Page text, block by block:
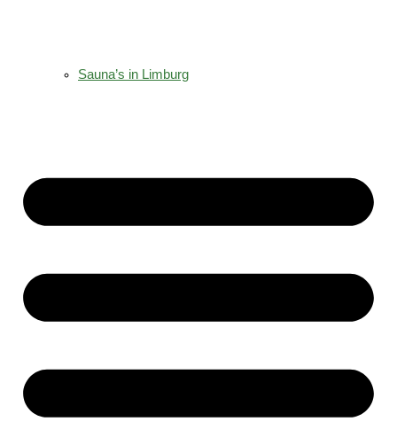
Sauna’s in Limburg